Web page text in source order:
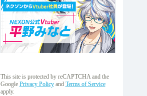
This site is protected by reCAPTCHA and the
Google Privacy Policyand Terms of Service
apply.